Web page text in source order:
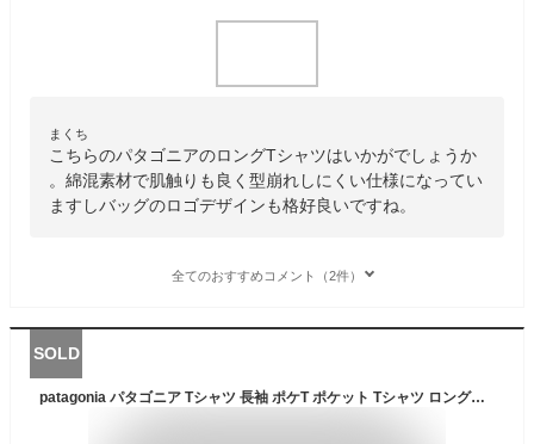
まくち
こちらのパタゴニアのロングTシャツはいかがでしょうか
。綿混素材で肌触りも良く型崩れしにくい仕様になってい
ますしバッグのロゴデザインも格好良いですね。
全てのおすすめコメント（2件）
SOLD
patagonia パタゴニア Tシャツ 長袖 ポケT ポケット Tシャツ ロングスリーブ L/S 73 スカイライン ポケット レスポンシビリ Tシャツ EUライン メンズ レディース (patagonia ロンt ロゴ アウトドア 大きいサイズ 37594) 【あす楽対応】 【メール便対応】